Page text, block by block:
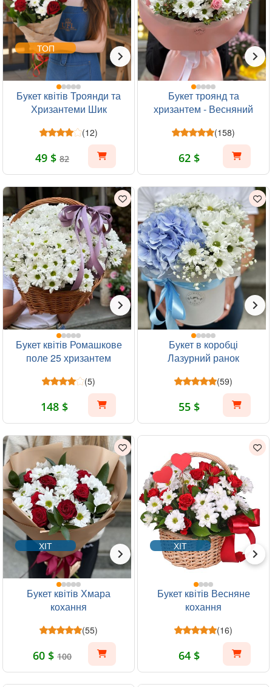
ТОП
Букет квітів Троянди та
Хризантеми Шик
(12)
49 $ 82
Букет троянд та
хризантем - Весняний
(158)
62 $
Букет квітів Ромашкове
поле 25 хризантем
(5)
148 $
Букет в коробці
Лазурний ранок
(59)
55 $
ХІТ
Букет квітів Хмара
кохання
(55)
60 $ 100
ХІТ
Букет квітів Весняне
кохання
(16)
64 $